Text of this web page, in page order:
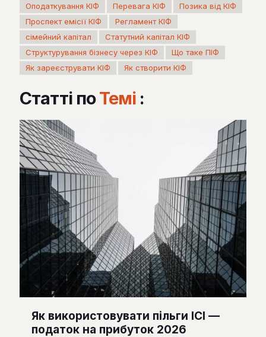
Оподаткування КІФ
Перевага КІФ
Позика від КІФ
Проспект емісії КІФ
Регламент КІФ
сімейний капітал
Статутний капітал КІФ
Структурування бізнесу через КІФ
Що таке ПІФ
Як зареєструвати КІФ
Як створити КІФ
Статті поТемі :
Як використовувати пільги ІСІ —
податок на прибуток 2026